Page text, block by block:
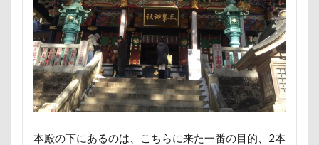
本殿の下にあるのは、こちらに来た一番の目的、2本
観覧車
親戚探し
親ばかフィルター
視線の先
見返りポーズ 西川口駅
西丹沢
西の河原公園
赤壁 足立区
那須旅行
遊園地
那須ゴンドラ
那須どうぶつ王国
那須とりっくあーとぴあ
那覇市
道満ドッグラン
道満ドッグプール
運転手